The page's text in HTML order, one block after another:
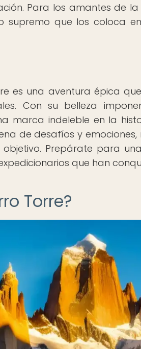
Para los amantes de
supremo que los coloca
es una aventura épica
Con su belleza
marca indeleble en la
de desafíos y
Prepárate para
que han
Torre?